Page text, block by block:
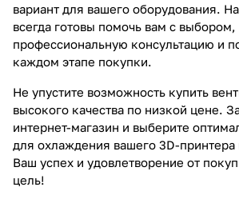
вариант для вашего оборудования.
всегда готовы помочь вам с выбором,
профессиональную консультацию и
каждом этапе покупки.
Не упустите возможность купить
высокого качества по низкой цене.
интернет-магазин и выберите
для охлаждения вашего 3D-
Ваш успех и удовлетворение от
цель!